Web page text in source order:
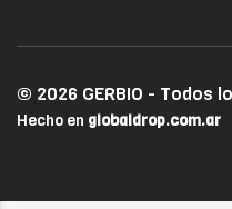
© 2026 GERBIO - Todos
Hecho en globaldrop.com.ar